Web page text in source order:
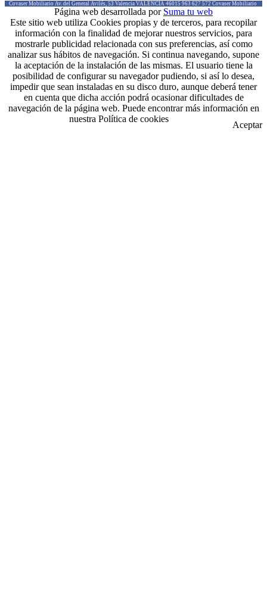
Covaser Mobiliario Av. del General Avilés, 53 Valencia VALENCIA 46015 963 627 572 Covaser Mobiliario
Página web desarrollada por Suma tu web
Este sitio web utiliza Cookies propias y de terceros, para recopilar
información con la finalidad de mejorar nuestros servicios, para
mostrarle publicidad relacionada con sus preferencias, así como
analizar sus hábitos de navegación. Si continua navegando, supone
la aceptación de la instalación de las mismas. El usuario tiene la
posibilidad de configurar su navegador pudiendo, si así lo desea,
impedir que sean instaladas en su disco duro, aunque deberá tener
en cuenta que dicha acción podrá ocasionar dificultades de
navegación de la página web. Puede encontrar más información en
nuestra Política de cookies
Aceptar